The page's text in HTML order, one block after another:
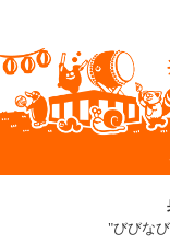
"びびな